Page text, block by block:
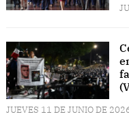
JUEVES 11 DE JUNIO DE